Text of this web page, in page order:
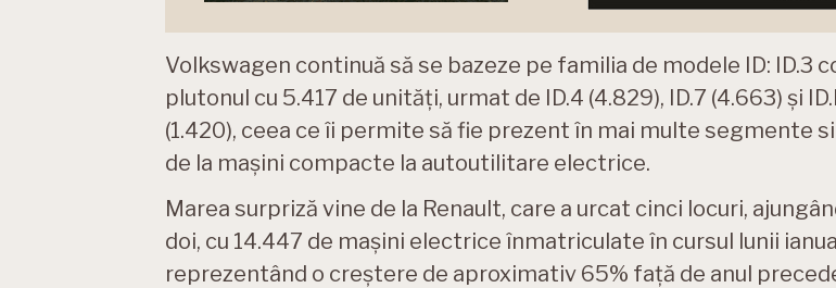
Volkswagen continuă să se bazeze pe familia de modele ID: ID.3
plutonul cu 5.417 de unități, urmat de ID.4 (4.829), ID.7 (4.663) și
(1.420), ceea ce îi permite să fie prezent în mai multe segmente
de la mașini compacte la autoutilitare electrice.
Marea surpriză vine de la Renault, care a urcat cinci locuri,
doi, cu 14.447 de mașini electrice înmatriculate în cursul lunii
reprezentând o creștere de aproximativ 65% față de anul